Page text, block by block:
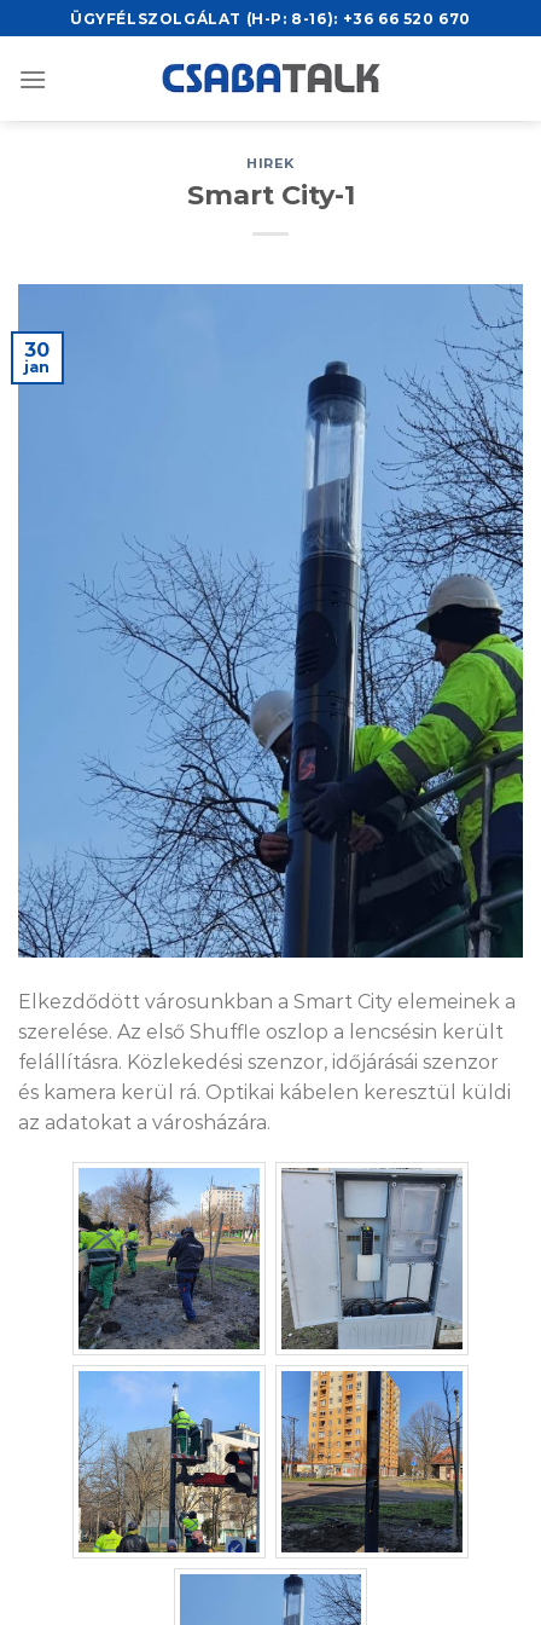
to
content
ÜGYFÉLSZOLGÁLAT (H-P: 8-16): +36 66 520 670
HIREK
Smart City-1
30
jan
Elkezdődött városunkban a Smart City elemeinek a
szerelése. Az első Shuffle oszlop a lencsésin került
felállításra. Közlekedési szenzor, időjárásái szenzor
és kamera kerül rá. Optikai kábelen keresztül küldi
az adatokat a városházára.